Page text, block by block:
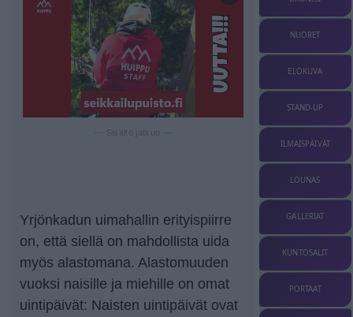
Yrjönkadun uimahallin erityispiirre
on, että siellä on mahdollista uida
myös alastomana. Alastomuuden
vuoksi naisille ja miehille on omat
uintipäivät: Naisten uintipäivät ovat
NUORET
ELOKUVA
STAND-UP
ILMAISPÄIVÄT
LOUNAS
GALLERIAT
KUNTOSALIT
PORTAAT